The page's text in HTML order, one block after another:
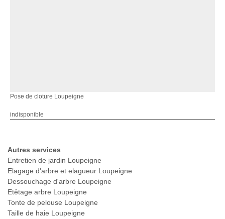
Pose de cloture Loupeigne
indisponible
Autres services
Entretien de jardin Loupeigne
Elagage d'arbre et elagueur Loupeigne
Dessouchage d'arbre Loupeigne
Etêtage arbre Loupeigne
Tonte de pelouse Loupeigne
Taille de haie Loupeigne